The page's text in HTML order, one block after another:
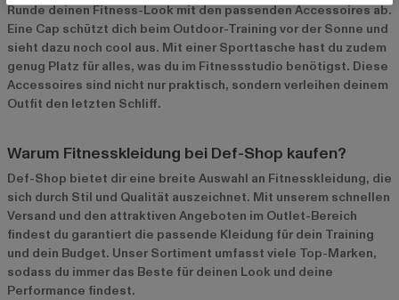
Runde deinen Fitness-Look mit den passenden Accessoires ab.
Eine Cap schützt dich beim Outdoor-Training vor der Sonne und
sieht dazu noch cool aus. Mit einer Sporttasche hast du zudem
genug Platz für alles, was du im Fitnessstudio benötigst. Diese
Accessoires sind nicht nur praktisch, sondern verleihen deinem
Outfit den letzten Schliff.
Warum Fitnesskleidung bei Def-Shop kaufen?
Def-Shop bietet dir eine breite Auswahl an Fitnesskleidung, die
sich durch Stil und Qualität auszeichnet. Mit unserem schnellen
Versand und den attraktiven Angeboten im Outlet-Bereich
findest du garantiert die passende Kleidung für dein Training
und dein Budget. Unser Sortiment umfasst viele Top-Marken,
sodass du immer das Beste für deinen Look und deine
Performance findest.